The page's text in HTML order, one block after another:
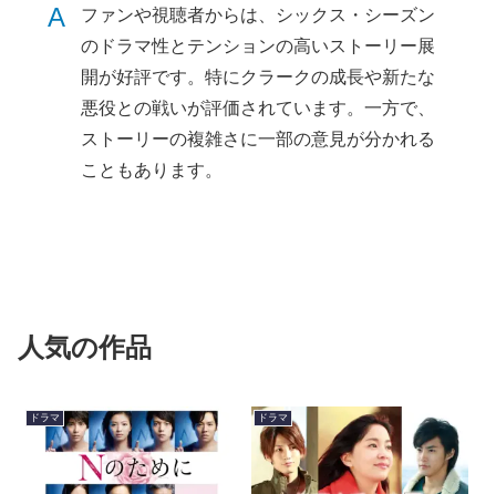
A
ファンや視聴者からは、シックス・シーズン
のドラマ性とテンションの高いストーリー展
開が好評です。特にクラークの成長や新たな
悪役との戦いが評価されています。一方で、
ストーリーの複雑さに一部の意見が分かれる
こともあります。
人気の作品
ドラマ ドラマ